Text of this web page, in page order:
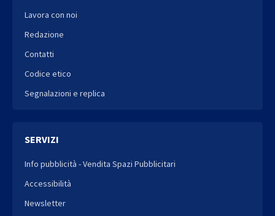
Lavora con noi
Redazione
Contatti
Codice etico
Segnalazioni e replica
SERVIZI
Info pubblicità - Vendita Spazi Pubblicitari
Accessibilità
Newsletter